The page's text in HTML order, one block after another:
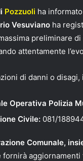
Pozzuoli ha
Vesuviano ha
preliminare
attentamente
di danni o
Operativa Polizia
Civile: 081/
Comunale,
fornirà